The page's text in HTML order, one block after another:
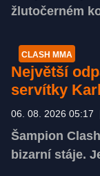
žlutočerném
CLASH MMA
Největší
servítky
06. 08. 2026 05:17
Šampion
bizarní stáje.